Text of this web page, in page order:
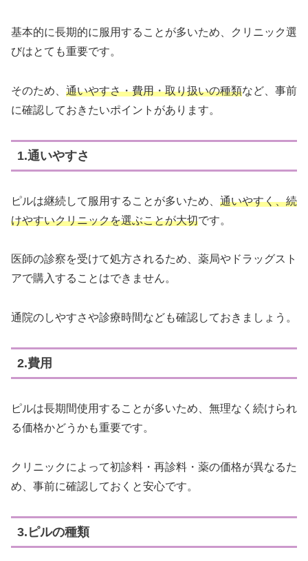
基本的に長期的に服用することが多いため、クリニック選
びはとても重要です。
そのため、 通いやすさ・費用・取り扱いの種類など、事前
に確認しておきたいポイントがあります。
1.通いやすさ
ピルは継続して服用することが多いため、 通いやすく、続
けやすいクリニックを選ぶことが大切です。
医師の診察を受けて処方されるため、薬局やドラッグスト
アで購入することはできません。
通院のしやすさや診療時間なども確認しておきましょう。
2.費用
ピルは長期間使用することが多いため、無理なく続けられ
る価格かどうかも重要です。
クリニックによって初診料・再診料・薬の価格が異なるた
め、事前に確認しておくと安心です。
3.ピルの種類